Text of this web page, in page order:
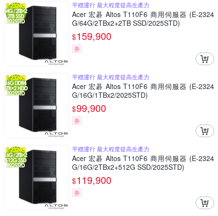
平穩運行 最大程度提高生產力
Acer 宏碁 Altos T110F6 商用伺服器 (E-2324
G/64G/2TBx2+2TB SSD/2025STD)
$159,900
券
平穩運行 最大程度提高生產力
Acer 宏碁 Altos T110F6 商用伺服器 (E-2324
G/16G/1TBx2/2025STD)
$99,900
券
平穩運行 最大程度提高生產力
Acer 宏碁 Altos T110F6 商用伺服器 (E-2324
G/16G/2TBx2+512G SSD/2025STD)
$119,900
券